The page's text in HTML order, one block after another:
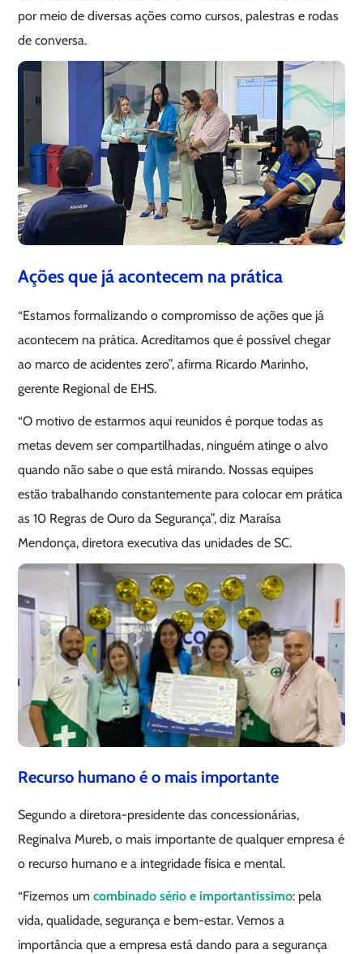
por meio de diversas ações como cursos, palestras e rodas
de conversa.
Ações que já acontecem na prática
“Estamos formalizando o compromisso de ações que já
acontecem na prática. Acreditamos que é possível chegar
ao marco de acidentes zero”, afirma Ricardo Marinho,
gerente Regional de EHS.
“O motivo de estarmos aqui reunidos é porque todas as
metas devem ser compartilhadas, ninguém atinge o alvo
quando não sabe o que está mirando. Nossas equipes
estão trabalhando constantemente para colocar em prática
as 10 Regras de Ouro da Segurança”, diz Maraísa
Mendonça, diretora executiva das unidades de SC.
Recurso humano é o mais importante
Segundo a diretora-presidente das concessionárias,
Reginalva Mureb, o mais importante de qualquer empresa é
o recurso humano e a integridade física e mental.
“Fizemos umcombinado sério e importantíssimo: pela
vida, qualidade, segurança e bem-estar. Vemos a
importância que a empresa está dando para a segurança